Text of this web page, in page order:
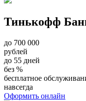
Тинькофф
до 700 000
рублей
до 55 дней
без %
бесплатное
навсегда
Оформить онлайн